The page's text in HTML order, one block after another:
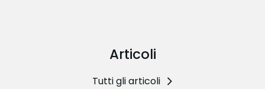
Articoli
Tutti gli articoli